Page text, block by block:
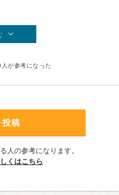
人が参考になった
投稿
人の参考になります。
くはこちら